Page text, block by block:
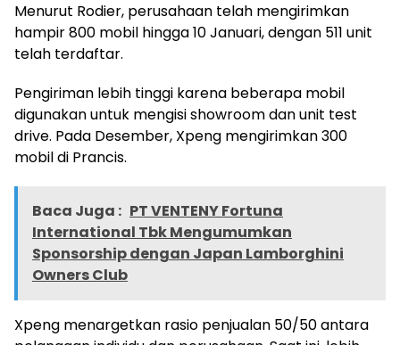
Menurut Rodier, perusahaan telah mengirimkan
hampir 800 mobil hingga 10 Januari, dengan 511 unit
telah terdaftar.
Pengiriman lebih tinggi karena beberapa mobil
digunakan untuk mengisi showroom dan unit test
drive. Pada Desember, Xpeng mengirimkan 300
mobil di Prancis.
Baca Juga : PT VENTENY Fortuna
International Tbk Mengumumkan
Sponsorship dengan Japan Lamborghini
Owners Club
Xpeng menargetkan rasio penjualan 50/50 antara